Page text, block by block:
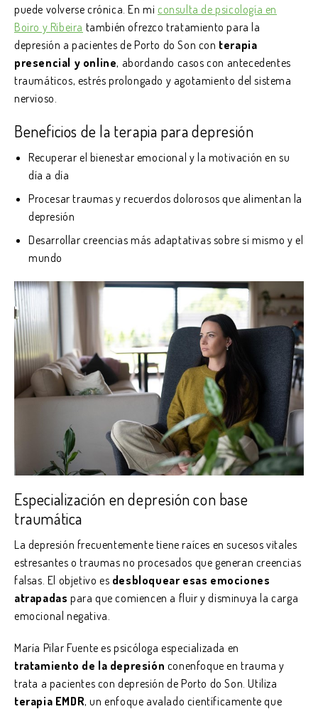
puede volverse crónica. En mi consulta de psicología en
Boiro y Ribeira también ofrezco tratamiento para la
depresión a pacientes de Porto do Son con terapia
presencial y online, abordando casos con antecedentes
traumáticos, estrés prolongado y agotamiento del sistema
nervioso.
Beneficios de la terapia para depresión
Recuperar el bienestar emocional y la motivación en su
día a día
Procesar traumas y recuerdos dolorosos que alimentan la
depresión
Desarrollar creencias más adaptativas sobre sí mismo y el
mundo
Especialización en depresión con base
traumática
La depresión frecuentemente tiene raíces en sucesos vitales
estresantes o traumas no procesados que generan creencias
falsas. El objetivo es desbloquear esas emociones
atrapadas para que comiencen a fluir y disminuya la carga
emocional negativa.
María Pilar Fuente es psicóloga especializada en
tratamiento de la depresión conenfoque en trauma y
trata a pacientes con depresión de Porto do Son. Utiliza
terapia EMDR, un enfoque avalado científicamente que